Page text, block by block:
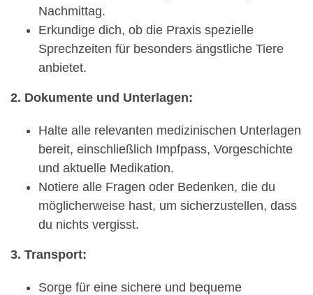
Nachmittag.
Erkundige dich, ob die Praxis spezielle
Sprechzeiten für besonders ängstliche Tiere
anbietet.
2. Dokumente und Unterlagen:
Halte alle relevanten medizinischen Unterlagen
bereit, einschließlich Impfpass, Vorgeschichte
und aktuelle Medikation.
Notiere alle Fragen oder Bedenken, die du
möglicherweise hast, um sicherzustellen, dass
du nichts vergisst.
3. Transport:
Sorge für eine sichere und bequeme